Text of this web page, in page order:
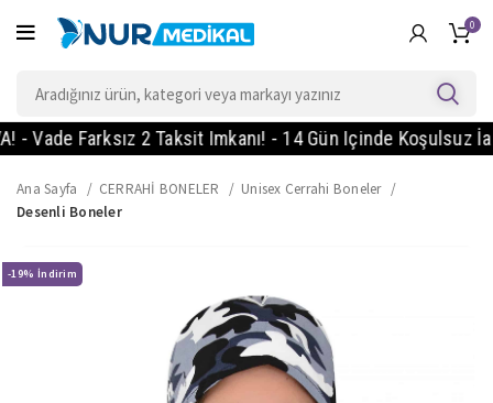
0
Farksız 2 Taksit Imkanı! - 14 Gün Içinde Koşulsuz İade!
Ana Sayfa CERRAHİ BONELER
Unisex Cerrahi Boneler
Desenli Boneler
-19%